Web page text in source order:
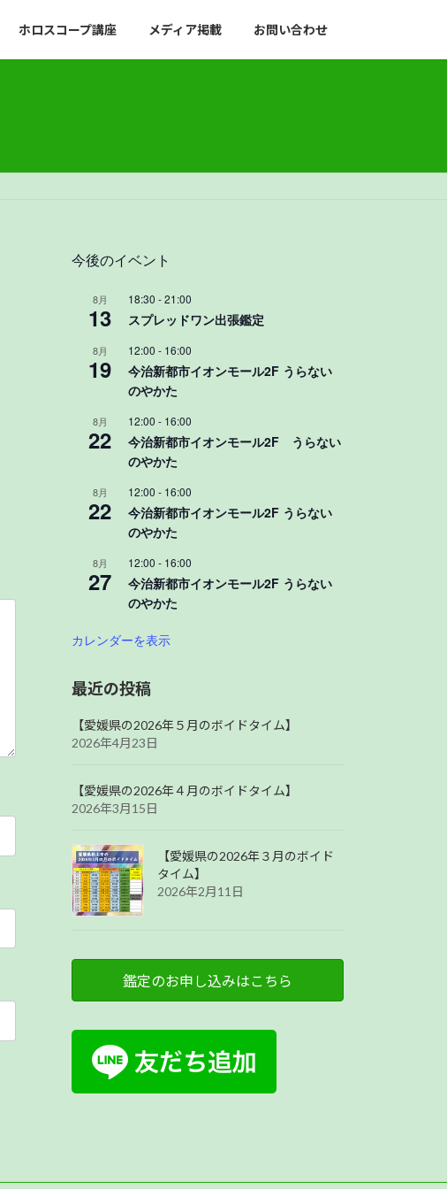
ホロスコープ講座 メディア掲載 お問い合わせ
今後のイベント
8月
13
18:30 -21:00
スプレッドワン出張鑑定
8月
19
12:00 - 16:00
今治新都市イオンモール2F うらない
のやかた
8月
22
12:00 - 16:00
今治新都市イオンモール2F うらない
のやかた
8月
22
12:00 - 16:00
今治新都市イオンモール2F うらない
のやかた
8月
27
12:00 - 16:00
今治新都市イオンモール2F うらない
のやかた
カレンダーを表示
最近の投稿
【愛媛県の2026年５月のボイドタイム】
2026年4月23日
【愛媛県の2026年４月のボイドタイム】
2026年3月15日
【愛媛県の2026年３月のボイド
タイム】
2026年2月11日
鑑定のお申し込みはこちら